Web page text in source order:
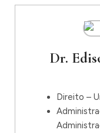
Dr.
Direito –